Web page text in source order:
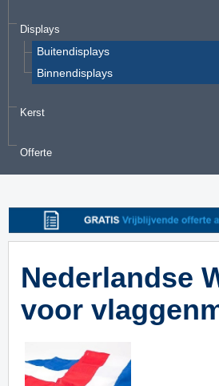
Displays
Buitendisplays
Binnendisplays
Kerst
Offerte
Nederlandse
voor